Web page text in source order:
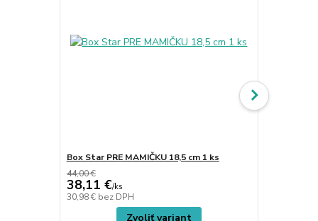
Box Star PRE MAMIČKU 18,5 cm 1 ks
44,00 €
38,11 €/ks
30,98 € bez DPH
Zvoliť variant